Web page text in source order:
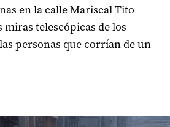
en la calle Mariscal Tito
telescópicas de los
personas que corrían de un